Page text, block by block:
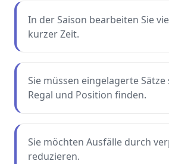
In der Saison bearbeiten Sie
kurzer Zeit.
Sie müssen eingelagerte Sätze
Regal und Position finden.
Sie möchten Ausfälle durch
reduzieren.